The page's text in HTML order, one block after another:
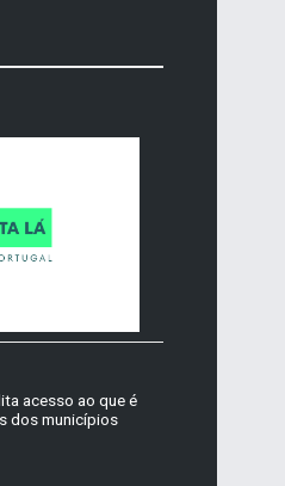
acesso ao que é
dos municípios